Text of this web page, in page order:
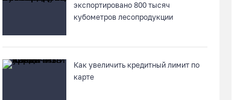
экспортировано 800 тысяч
кубометров лесопродукции
Как увеличить кредитный лимит по
карте